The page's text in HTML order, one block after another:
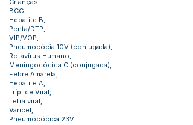
Crianças:
BCG,
Hepatite B,
Penta/DTP,
VIP/VOP,
Pneumocócia 10V (conjugada),
Rotavírus Humano,
Meningocócica C (conjugada),
Febre Amarela,
Hepatite A,
Tríplice Viral,
Tetra viral,
Varicel,
Pneumocócica 23V.